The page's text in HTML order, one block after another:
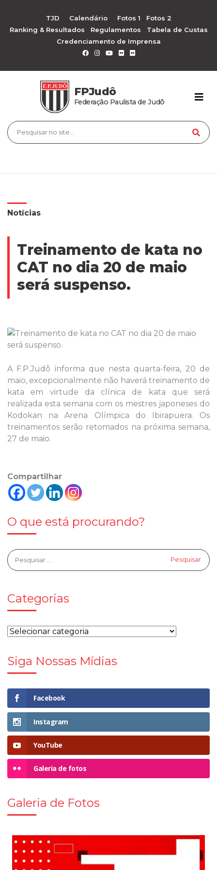
TJD Calendário Fotos 1
Fotos 2
Ranking & Resultados
Regulamentos
Tabela de Custas
Credenciamento de Imprensa
FPJudô
Federação Paulista de Judô
Notícias
Treinamento de kata no
CAT no dia 20 de maio
será suspenso.
A F.P.Judô informa que nesta quarta-feira, 20 de
maio, excepcionalmente não haverá treinamento de
kata em virtude da clínica de kata que será
realizada esta semana com os mestres japoneses do
Kodokan na Arena Olímpica do Ibirapuera. Os
treinamentos serão retomados na próxima semana,
27 de maio.
Compartilhar
O que está procurando?
Categorias
Siga Nossas Mídias
Facebook
Instagram
YouTube
Galeria de fotos
Galeria de Fotos